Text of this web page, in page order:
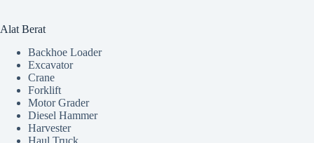
Alat Berat
Backhoe Loader
Excavator
Crane
Forklift
Motor Grader
Diesel Hammer
Harvester
Haul Truck